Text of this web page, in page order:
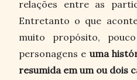
relações entre as
Entretanto o que
muito propósito,
personagens e uma
resumida em um ou dois